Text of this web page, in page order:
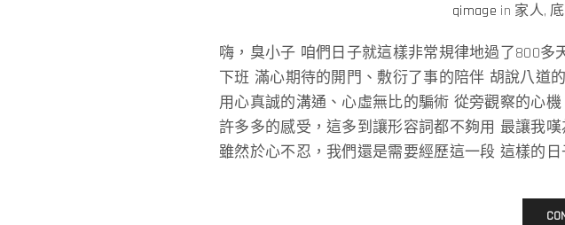
qimage in 家人
嗨，臭小子 咱們日子就這樣非常規律地過了800
下班 滿心期待的開門、敷衍了事的陪伴 胡說八道
用心真誠的溝通、心虛無比的騙術 從旁觀察的心
許多多的感受，這多到讓形容詞都不夠用 最讓我
雖然於心不忍，我們還是需要經歷這一段 這樣的